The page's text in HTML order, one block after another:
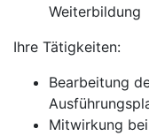
Weiterbildung
Ihre Tätigkeiten:
Bearbeitung
Mitwirkung